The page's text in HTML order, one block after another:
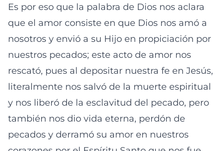
Es por eso que la palabra de Dios nos aclara
que el amor consiste en que Dios nos amó a
nosotros y envió a su Hijo en propiciación por
nuestros pecados; este acto de amor nos
rescató, pues al depositar nuestra fe en Jesús,
literalmente nos salvó de la muerte espiritual
y nos liberó de la esclavitud del pecado, pero
también nos dio vida eterna, perdón de
pecados y derramó su amor en nuestros